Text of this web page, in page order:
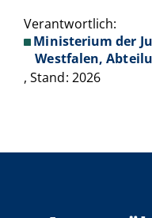
Verantwortlich:
Ministerium der
Westfalen,
, Stand: 2026